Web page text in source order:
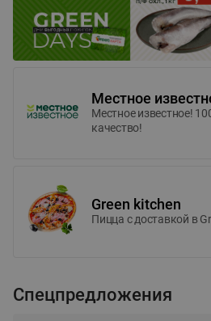
Местное
Местное известное!
качество!
Green kitchen
Пицца c доставкой в
Спецпредложения